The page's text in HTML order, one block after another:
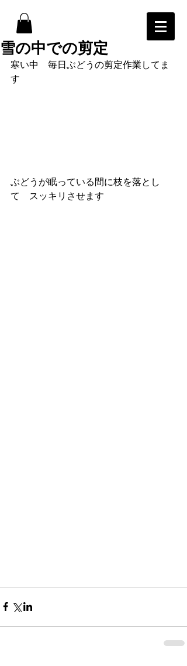
雪の中での剪定
寒い中　毎日ぶどうの剪定作業してま
す
ぶどうが眠っている間に枝を落とし
て　スッキリさせます